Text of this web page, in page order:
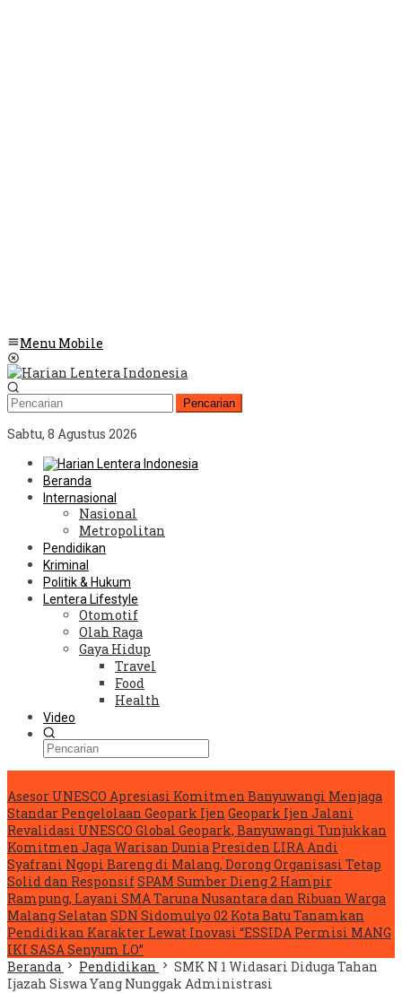
Menu Mobile
Pencarian
Sabtu, 8 Agustus 2026
Beranda
Internasional
Nasional
Metropolitan
Pendidikan
Kriminal
Politik & Hukum
Lentera Lifestyle
Otomotif
Olah Raga
Gaya Hidup
Travel
Food
Health
Video
Asesor UNESCO Apresiasi Komitmen Banyuwangi Menjaga
Standar Pengelolaan Geopark Ijen Geopark Ijen Jalani
Revalidasi UNESCO Global Geopark, Banyuwangi Tunjukkan
Komitmen Jaga Warisan Dunia Presiden LIRA Andi
Syafrani Ngopi Bareng di Malang, Dorong Organisasi Tetap
Solid dan ResponsifSPAM Sumber Dieng 2 Hampir
Rampung, Layani SMA Taruna Nusantara dan Ribuan Warga
Malang Selatan SDN Sidomulyo 02 Kota Batu Tanamkan
Pendidikan Karakter Lewat Inovasi “ESSIDA Permisi MANG
IKI SASA Senyum LO”
Beranda
Pendidikan
SMK N 1 Widasari Diduga Tahan
Ijazah Siswa Yang Nunggak Administrasi